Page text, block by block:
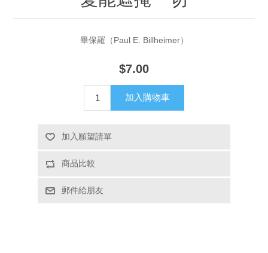
畢保羅（Paul E. Billheimer）
$7.00
加入購物車
加入願望請單
商品比較
郵件給朋友